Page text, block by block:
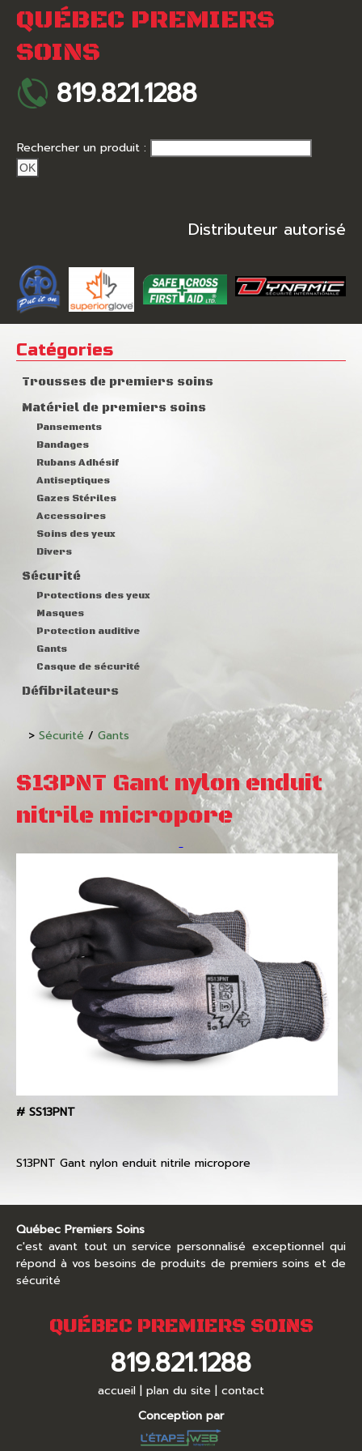
QUÉBEC PREMIERS
SOINS
819.821.1288
Rechercher un produit :
OK
Distributeur autorisé
Catégories
Trousses de premiers soins
Matériel de premiers soins
Pansements
Bandages
Rubans Adhésif
Antiseptiques
Gazes Stériles
Accessoires
Soins des yeux
Divers
Sécurité
Protections des yeux
Masques
Protection auditive
Gants
Casque de sécurité
Défibrilateurs
> Sécurité / Gants
S13PNT Gant nylon enduit
nitrile micropore
# SS13PNT
S13PNT Gant nylon enduit nitrile micropore
Québec Premiers Soins
c'est avant tout un service personnalisé exceptionnel qui
répond à vos besoins de produits de premiers soins et de
sécurité
QUÉBEC PREMIERS SOINS
819.821.1288
accueil | plan du site | contact
Conception par